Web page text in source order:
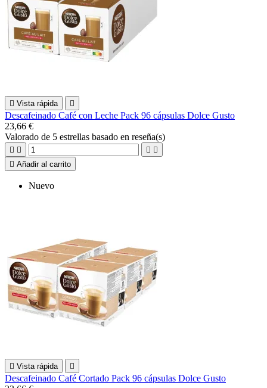
 Vista rápida 
Descafeinado Café con Leche Pack 96 cápsulas Dolce Gusto
23,66 €
Valorado de 5 estrellas basado en reseña(s)
   
 Añadir al carrito
Nuevo
 Vista rápida 
Descafeinado Café Cortado Pack 96 cápsulas Dolce Gusto